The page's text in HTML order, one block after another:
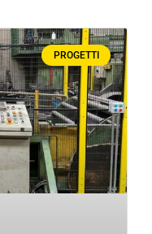
PROGETTI